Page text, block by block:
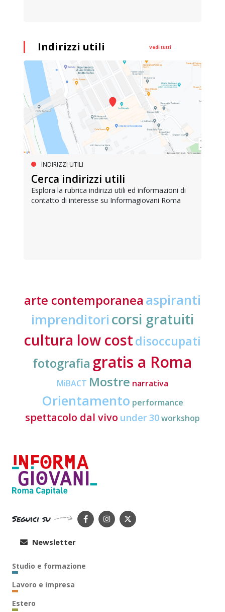
Indirizzi utili Vedi tutti
INDIRIZZI UTILI
Cerca indirizzi utili
Esplora la rubrica indirizzi utili ed informazioni di
contatto di interesse su Informagiovani Roma
arte contemporanea aspiranti
imprenditori corsi gratuiti
cultura low costdisoccupati
fotografia gratis a Roma
MiBACT Mostre narrativa
Orientamento performance
spettacolo dal vivo under 30workshop
Seguici su
Newsletter
Studio e formazione
Lavoro e impresa
Estero